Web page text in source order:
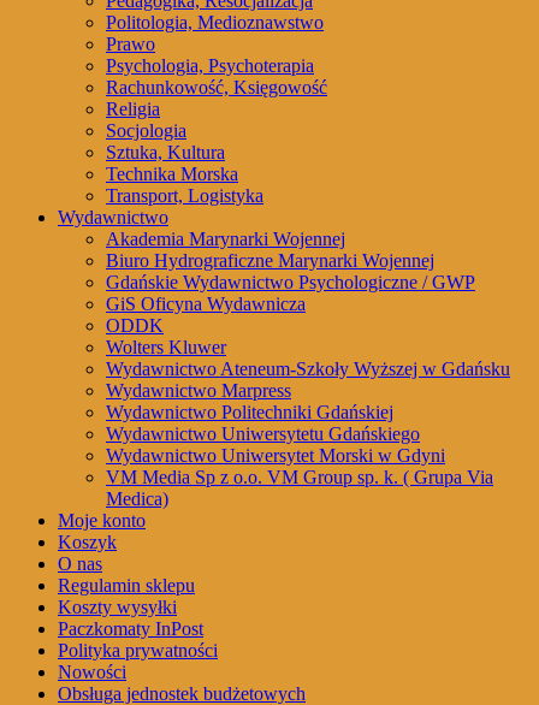
Politologia, Medioznawstwo
Prawo
Psychologia, Psychoterapia
Rachunkowość, Księgowość
Religia
Socjologia
Sztuka, Kultura
Technika Morska
Transport, Logistyka
Wydawnictwo
Akademia Marynarki Wojennej
Biuro Hydrograficzne Marynarki Wojennej
Gdańskie Wydawnictwo Psychologiczne / GWP
GiS Oficyna Wydawnicza
ODDK
Wolters Kluwer
Wydawnictwo Ateneum-Szkoły Wyższej w Gdańsku
Wydawnictwo Marpress
Wydawnictwo Politechniki Gdańskiej
Wydawnictwo Uniwersytetu Gdańskiego
Wydawnictwo Uniwersytet Morski w Gdyni
VM Media Sp z o.o. VM Group sp. k. ( Grupa Via
Medica)
Moje konto
Koszyk
O nas
Regulamin sklepu
Koszty wysyłki
Paczkomaty InPost
Polityka prywatności
Nowości
Obsługa jednostek budżetowych